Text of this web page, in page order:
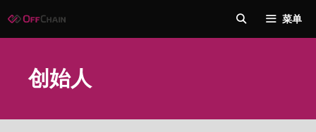
至
菜单
创始人